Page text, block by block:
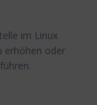
im Linux
erhöhen oder